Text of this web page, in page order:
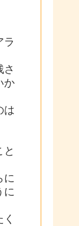
ラ
か
は
と
に
に